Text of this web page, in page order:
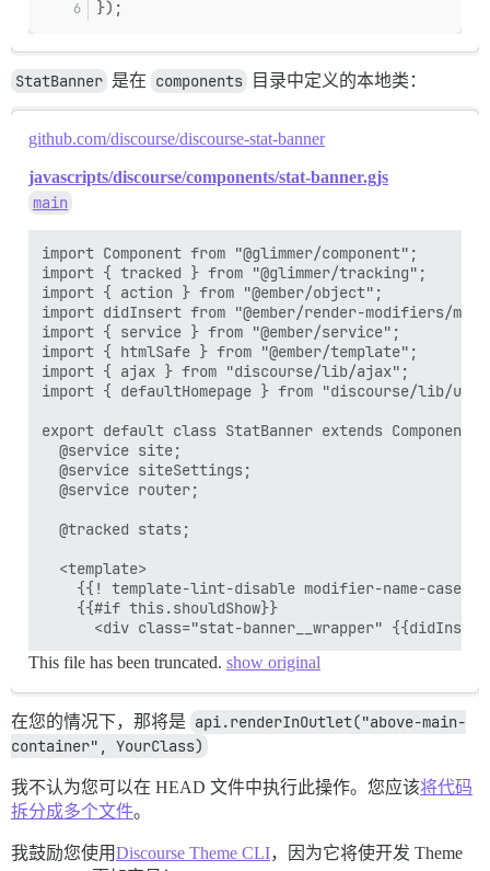
});
StatBanner 是在 components 目录中定义的本地类：
github.com/discourse/discourse-stat-banner
javascripts/discourse/components/stat-banner.gjs
main
import Component from "@glimmer/component";
import { tracked } from "@glimmer/tracking";
import { action } from "@ember/object";
import didInsert from "@ember/render-modifiers/
import { service } from "@ember/service";
import { htmlSafe } from "@ember/template";
import { ajax } from "discourse/lib/ajax";
import { defaultHomepage } from "discourse/lib/
export default class StatBanner extends Component {
  @service site;
  @service siteSettings;
  @service router;
  @tracked stats;
  <template>
    {{! template-lint-disable modifier-name-case }}
    {{#if this.shouldShow}}
This file has been truncated. show original
在您的情况下，那将是 api.renderInOutlet("above-main-
container", YourClass)
我不认为您可以在 HEAD 文件中执行此操作。您应该将代码
拆分成多个文件。
我鼓励您使用Discourse Theme CLI，因为它将使开发 Theme